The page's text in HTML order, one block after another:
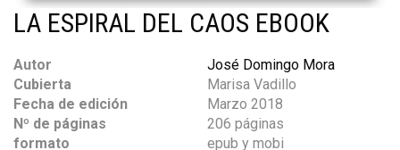
LA ESPIRAL DEL CAOS EBOOK
Autor
José Domingo Mora
Cubierta
Marisa Vadillo
Fecha de edición
Marzo 2018
Nº de páginas
206 páginas
formato
epub y mobi